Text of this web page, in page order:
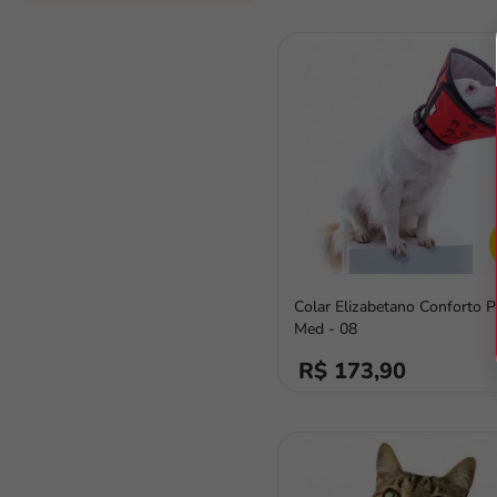
Colar Elizabetano Conforto
Med - 08
R$ 173,90